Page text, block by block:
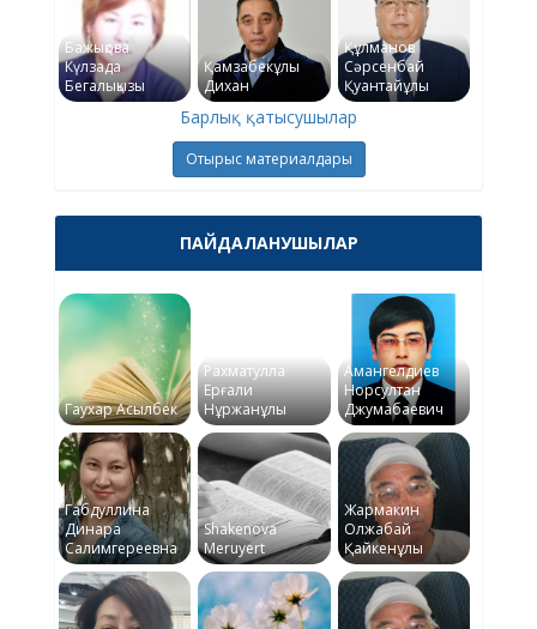
Бажықова
Күлзада
Бегалықызы
Қамзабекұлы
Дихан
Құлманов
Сәрсенбай
Қуантайұлы
Барлық қатысушылар
Отырыс материалдары
ПАЙДАЛАНУШЫЛАР
Гаухар Асылбек
Рахматулла
Ерғали
Нұржанұлы
Амангелдиев
Норсултан
Джумабаевич
Габдуллина
Динара
Салимгереевна
Shakenova
Meruyert
Жармакин
Олжабай
Қайкенұлы